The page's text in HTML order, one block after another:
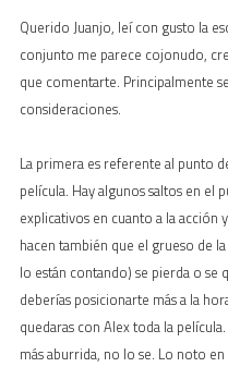
Querido Juanjo, leí con gusto la
conjunto me parece cojonudo,
que comentarte. Principalmente
consideraciones.
La primera es referente al punto
película. Hay algunos saltos en el
explicativos en cuanto a la acción
hacen también que el grueso de
lo están contando) se pierda o
deberías posicionarte más a la
quedaras con Alex toda la
más aburrida, no lo se. Lo noto